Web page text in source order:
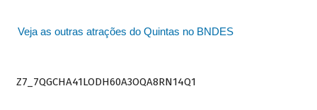
Veja as outras atrações do Quintas no BNDES
Z7_7QGCHA41LODH60A3OQA8RN14Q1